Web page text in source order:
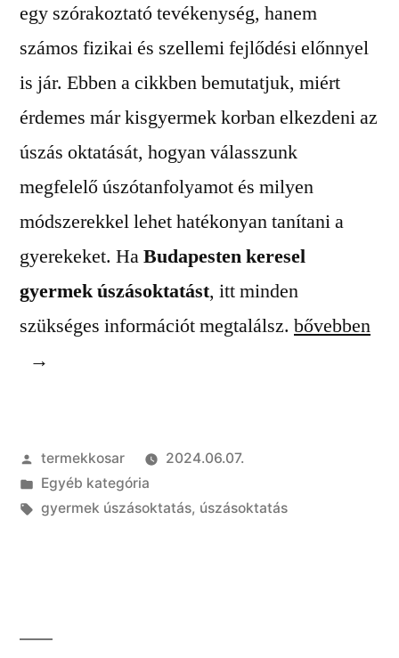
egy szórakoztató tevékenység, hanem
számos fizikai és szellemi fejlődési előnnyel
is jár. Ebben a cikkben bemutatjuk, miért
érdemes már kisgyermek korban elkezdeni az
úszás oktatását, hogyan válasszunk
megfelelő úszótanfolyamot és milyen
módszerekkel lehet hatékonyan tanítani a
gyerekeket. HaBudapesten keresel
gyermek úszásoktatást, itt minden
szükséges információt megtalálsz. „Gyermek
bővebben
Szerző:
termekkosar
2024.06.07.
Kategória:
Egyéb kategória
Címke:
gyermek úszásoktatás, úszásoktatás